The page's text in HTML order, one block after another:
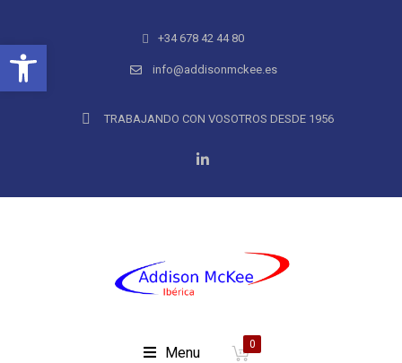
Abrir barra de herramientas+34 678 42 44 80
info@addisonmckee.es
TRABAJANDO CON VOSOTROS DESDE 1956
Menu 0